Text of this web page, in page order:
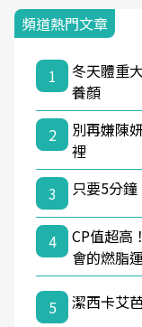
頻道熱門文章
1
冬天體重
養顏
2
別再嫌陳
裡
3
只要5分
4
CP值超高
會的燃脂
5 潔西卡艾